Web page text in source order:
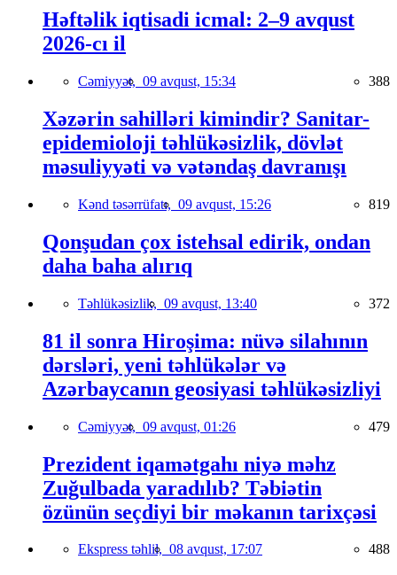
Həftəlik iqtisadi icmal: 2–9 avqust
2026-cı il
Cəmiyyət, 09 avqust, 15:34 388
Xəzərin sahilləri kimindir? Sanitar-
epidemioloji təhlükəsizlik, dövlət
məsuliyyəti və vətəndaş davranışı
Kənd təsərrüfatı, 09 avqust, 15:26 819
Qonşudan çox istehsal edirik, ondan
daha baha alırıq
Təhlükəsizlik, 09 avqust, 13:40 372
81 il sonra Hiroşima: nüvə silahının
dərsləri, yeni təhlükələr və
Azərbaycanın geosiyasi təhlükəsizliyi
Cəmiyyət, 09 avqust, 01:26 479
Prezident iqamətgahı niyə məhz
Zuğulbada yaradılıb? Təbiətin
özünün seçdiyi bir məkanın tarixçəsi
Ekspress təhlil, 08 avqust, 17:07 488